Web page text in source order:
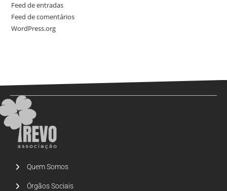
Feed de entradas
Feed de comentários
WordPress.org
Quem Somos
Órgãos Sociais